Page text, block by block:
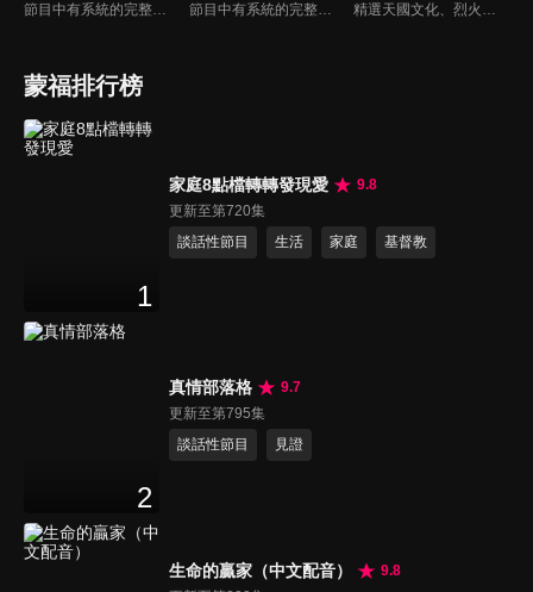
節目中有系統的完整講解聖經真理，邀請受過解經講道訓練的老師，按著正意分解真理的道，帶領弟兄姊妹更深的了解聖經的浩瀚與偉大。 節目中有系統的完整講解聖經真理，邀請受過解經講道訓練的老師，按著正意分解真理的道，帶領弟兄姊妹更深的了解聖經的浩瀚與偉大。 精選天國文化、烈火特會、超自然大能與使徒性教會等特會，幫助我們更加明白神的心意，好讓我們的生命能走在神的道路上進入命定。
蒙福排行榜
1
家庭8點檔轉轉發現愛
9.8
更新至第720集
談話性節目
生活 家庭 基督教
2
真情部落格
9.7
更新至第795集
談話性節目
見證
生命的贏家（中文配音）
9.8